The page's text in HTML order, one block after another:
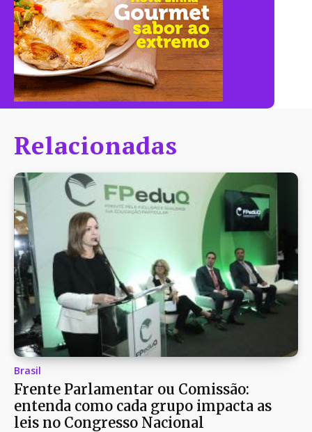
Relacionadas
Brasil
Frente Parlamentar ou Comissão:
entenda como cada grupo impacta as
leis no Congresso Nacional